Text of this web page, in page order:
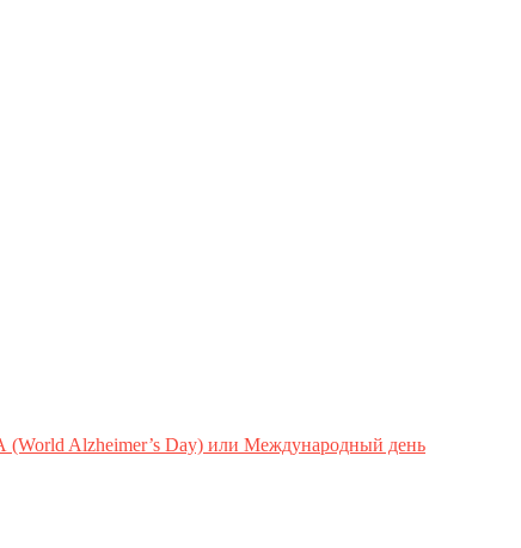
Day) или Международный день